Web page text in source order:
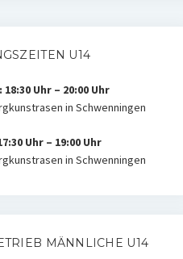
U14
Uhr – 20:00 Uhr
in Schwenningen
Uhr – 19:00 Uhr
in Schwenningen
MÄNNLICHE U14